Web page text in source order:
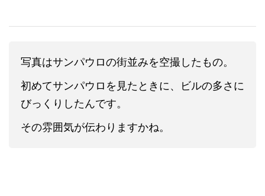
写真はサンパウロの街並みを空撮したもの。
初めてサンパウロを見たときに、ビルの多さに
びっくりしたんです。
その雰囲気が伝わりますかね。